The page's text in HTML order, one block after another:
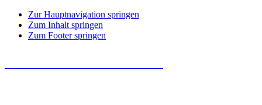
Zur Hauptnavigation springen
Zum Inhalt springen
Zum Footer springen